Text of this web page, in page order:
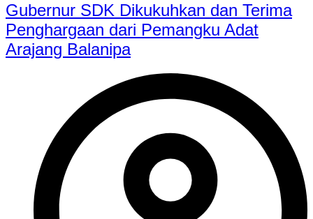
Gubernur SDK Dikukuhkan dan Terima
Penghargaan dari Pemangku Adat
Arajang Balanipa